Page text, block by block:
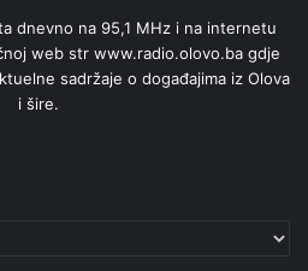
dnevno na 95,1 MHz i na internetu
web str www.radio.olovo.ba gdje
sadržaje o događajima iz Olova
i šire.